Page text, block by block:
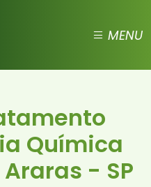
MENU
Química
- SP